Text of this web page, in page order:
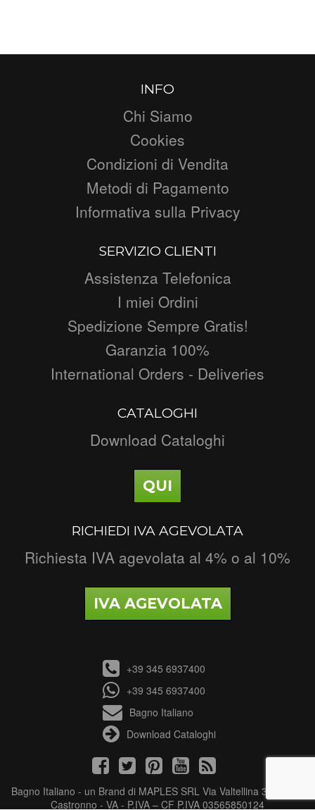
INFO
Chi Siamo
Cookies
Condizioni di Vendita
Metodi di Pagamento
Informativa sulla Privacy
SERVIZIO CLIENTI
Assistenza Telefonica
I miei Ordini
Spedizione Sempre Gratis!
Garanzia 100%
International Orders - Deliveries
CATALOGHI
Download Cataloghi
QUI
RICHIEDI IVA AGEVOLATA
Richiesta IVA agevolata al 4% o al 10%
IVA AGEVOLATA
+39 345 6937400
+39 345 6937400
Bagno Italiano
Download Cataloghi
Bagno Italiano - un Brand di MAPLES SRL Via Valtellina 3 - 21040
Castronno - VA - P.IVA – CF P.IVA 03565850124